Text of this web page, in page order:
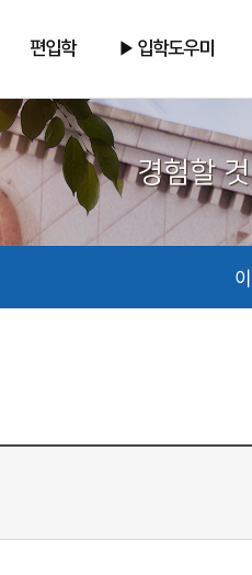
편입학 ▶ 입학도우미
경험할